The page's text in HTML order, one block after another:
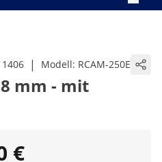
| Modell: RCAM-250E
mm - mit
€